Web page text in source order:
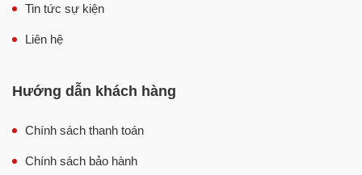
Tin tức sự kiện
Liên hệ
Hướng dẫn khách hàng
Chính sách thanh toán
Chính sách bảo hành